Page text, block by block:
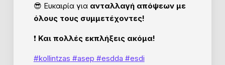
😎 Ευκαιρία για ανταλλαγή απόψεων με
όλους τους συμμετέχοντες!
❗ Και πολλές εκπλήξεις ακόμα!
#kollintzas #asep #esdda #esdi